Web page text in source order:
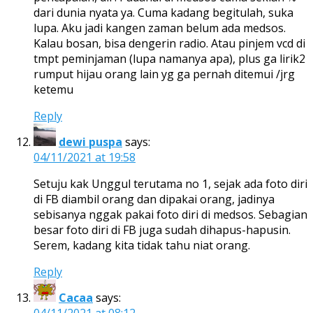
dari dunia nyata ya. Cuma kadang begitulah, suka
lupa. Aku jadi kangen zaman belum ada medsos.
Kalau bosan, bisa dengerin radio. Atau pinjem vcd di
tmpt peminjaman (lupa namanya apa), plus ga lirik2
rumput hijau orang lain yg ga pernah ditemui /jrg
ketemu
Reply
dewi puspa says:
04/11/2021 at 19:58
Setuju kak Unggul terutama no 1, sejak ada foto diri
di FB diambil orang dan dipakai orang, jadinya
sebisanya nggak pakai foto diri di medsos. Sebagian
besar foto diri di FB juga sudah dihapus-hapusin.
Serem, kadang kita tidak tahu niat orang.
Reply
Cacaa says: